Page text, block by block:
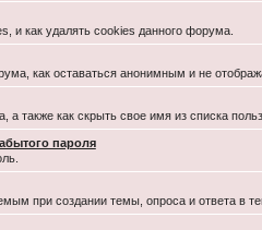
и как удалять cookies данного форума.
как оставаться анонимным и не
а также как скрыть свое имя из списка
пароля
при создании темы, опроса и ответа в